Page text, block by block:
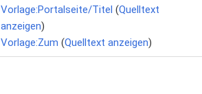
Vorlage:Portalseite/Titel (Quelltext
anzeigen)
Vorlage:Zum (Quelltext anzeigen)